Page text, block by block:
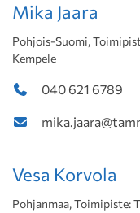
Mika Jaara
Pohjois-Suomi,
Kempele
040 621 6789
Vesa Korvola
Pohjanmaa, Toimipiste: